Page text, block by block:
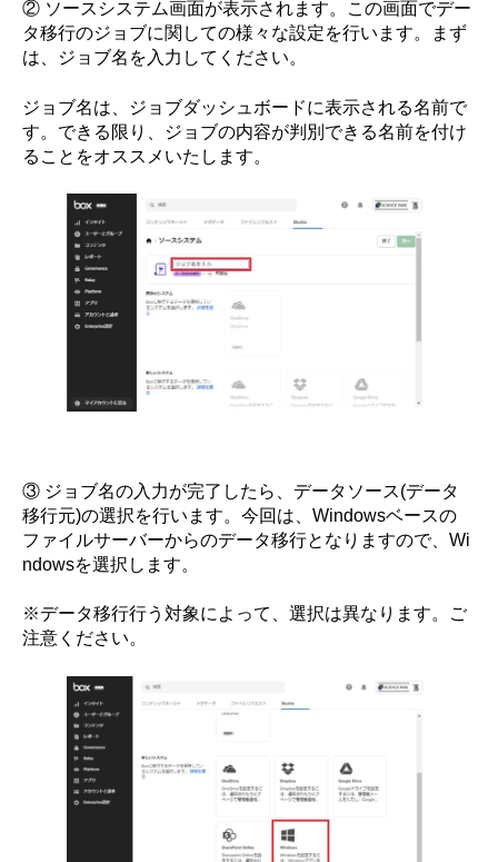
② ソースシステム画面が表示されます。この画面でデー
タ移行のジョブに関しての様々な設定を行います。まず
は、ジョブ名を入力してください。
ジョブ名は、ジョブダッシュボードに表示される名前で
す。できる限り、ジョブの内容が判別できる名前を付け
ることをオススメいたします。
③ ジョブ名の入力が完了したら、データソース(データ
移行元)の選択を行います。今回は、Windowsベースの
ファイルサーバーからのデータ移行となりますので、Wi
ndowsを選択します。
※データ移行行う対象によって、選択は異なります。ご
注意ください。